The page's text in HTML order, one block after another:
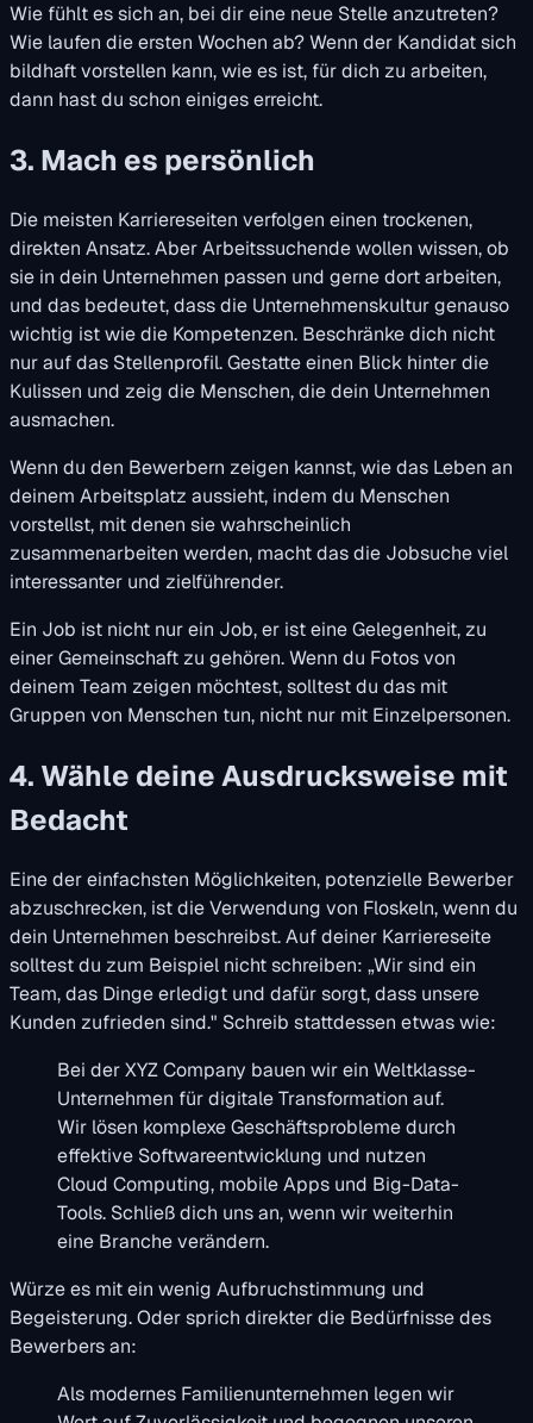
Wie fühlt es sich an, bei dir eine neue Stelle anzutreten?
Wie laufen die ersten Wochen ab? Wenn der Kandidat sich
bildhaft vorstellen kann, wie es ist, für dich zu arbeiten,
dann hast du schon einiges erreicht.
3. Mach es persönlich
Die meisten Karriereseiten verfolgen einen trockenen,
direkten Ansatz. Aber Arbeitssuchende wollen wissen, ob
sie in dein Unternehmen passen und gerne dort arbeiten,
und das bedeutet, dass die Unternehmenskultur genauso
wichtig ist wie die Kompetenzen. Beschränke dich nicht
nur auf das Stellenprofil. Gestatte einen Blick hinter die
Kulissen und zeig die Menschen, die dein Unternehmen
ausmachen.
Wenn du den Bewerbern zeigen kannst, wie das Leben an
deinem Arbeitsplatz aussieht, indem du Menschen
vorstellst, mit denen sie wahrscheinlich
zusammenarbeiten werden, macht das die Jobsuche viel
interessanter und zielführender.
Ein Job ist nicht nur ein Job, er ist eine Gelegenheit, zu
einer Gemeinschaft zu gehören. Wenn du Fotos von
deinem Team zeigen möchtest, solltest du das mit
Gruppen von Menschen tun, nicht nur mit Einzelpersonen.
4. Wähle deine Ausdrucksweise mit
Bedacht
Eine der einfachsten Möglichkeiten, potenzielle Bewerber
abzuschrecken, ist die Verwendung von Floskeln, wenn du
dein Unternehmen beschreibst. Auf deiner Karriereseite
solltest du zum Beispiel nicht schreiben: „Wir sind ein
Team, das Dinge erledigt und dafür sorgt, dass unsere
Kunden zufrieden sind." Schreib stattdessen etwas wie:
Bei der XYZ Company bauen wir ein Weltklasse-
Unternehmen für digitale Transformation auf.
Wir lösen komplexe Geschäftsprobleme durch
effektive Softwareentwicklung und nutzen
Cloud Computing, mobile Apps und Big-Data-
Tools. Schließ dich uns an, wenn wir weiterhin
eine Branche verändern.
Würze es mit ein wenig Aufbruchstimmung und
Begeisterung. Oder sprich direkter die Bedürfnisse des
Bewerbers an:
Als modernes Familienunternehmen legen wir